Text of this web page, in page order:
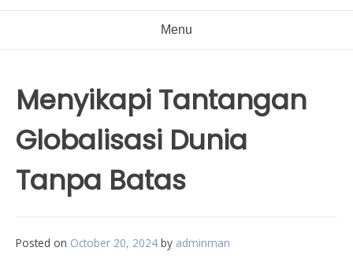
Menu
Menyikapi Tantangan
Globalisasi Dunia
Tanpa Batas
Posted on October 20, 2024 by adminman